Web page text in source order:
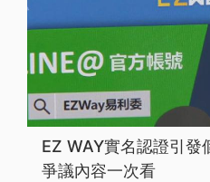
EZ WAY實名認證引發
爭議內容一次看